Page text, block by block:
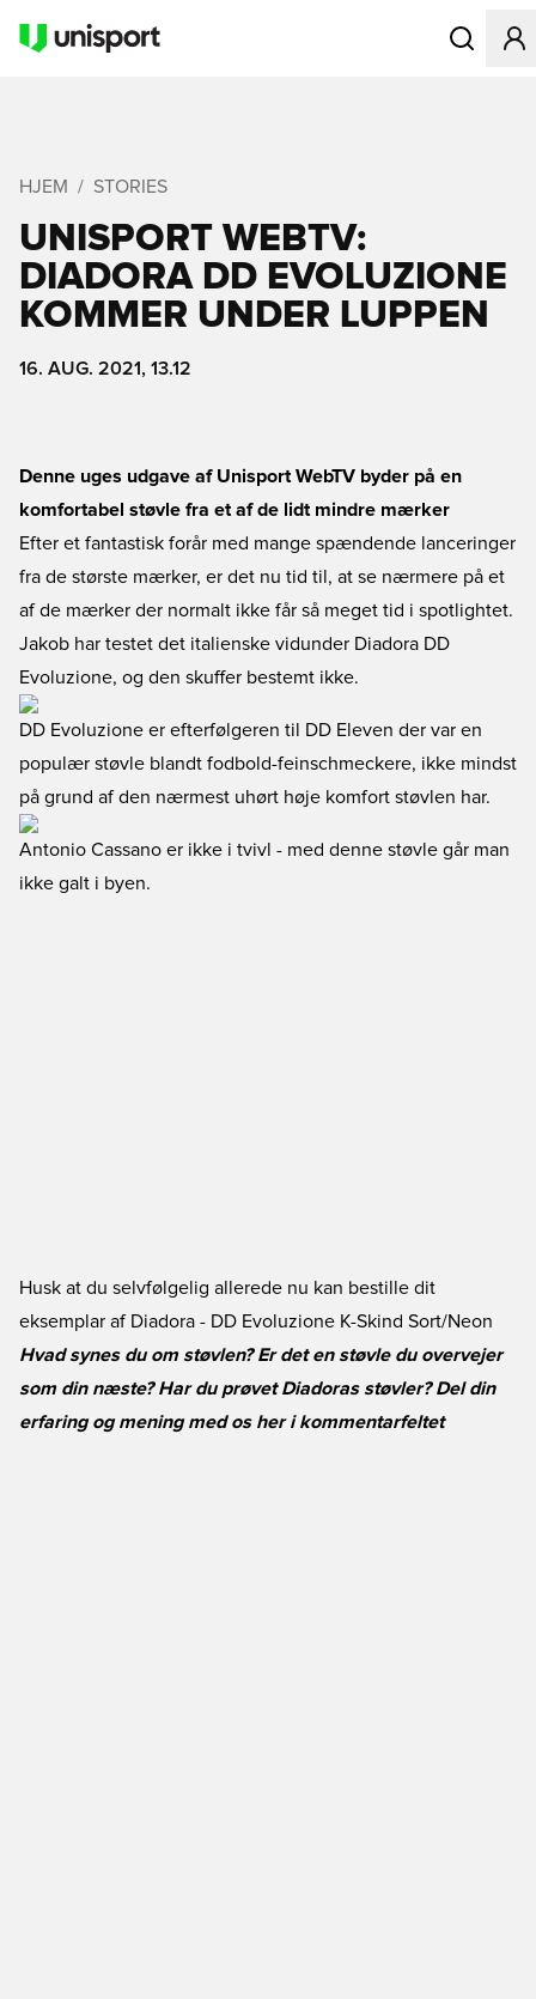
Åbner en
HJEM STORIES
UNISPORT WEBTV:
DIADORA DD EVOLUZIONE
KOMMER UNDER LUPPEN
16. AUG. 2021, 13.12
Denne uges udgave af Unisport WebTV byder på en
komfortabel støvle fra et af de lidt mindre mærker
Efter et fantastisk forår med mange spændende lanceringer
fra de største mærker, er det nu tid til, at se nærmere på et
af de mærker der normalt ikke får så meget tid i spotlightet.
Jakob har testet det italienske vidunder Diadora DD
Evoluzione, og den skuffer bestemt ikke.
DD Evoluzione er efterfølgeren til DD Eleven der var en
populær støvle blandt fodbold-feinschmeckere, ikke mindst
på grund af den nærmest uhørt høje komfort støvlen har.
Antonio Cassano er ikke i tvivl - med denne støvle går man
ikke galt i byen.
Husk at du selvfølgelig allerede nu kan bestille dit
eksemplar af Diadora - DD Evoluzione K-Skind Sort/Neon
Hvad synes du om støvlen? Er det en støvle du overvejer
som din næste? Har du prøvet Diadoras støvler? Del din
erfaring og mening med os her i kommentarfeltet